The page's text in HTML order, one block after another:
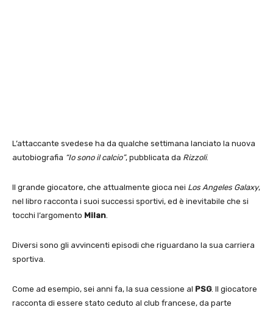
L’attaccante svedese ha da qualche settimana lanciato la nuova
autobiografia “Io sono il calcio”, pubblicata da Rizzoli.
Il grande giocatore, che attualmente gioca nei Los Angeles Galaxy,
nel libro racconta i suoi successi sportivi, ed è inevitabile che si
tocchi l’argomento Milan.
Diversi sono gli avvincenti episodi che riguardano la sua carriera
sportiva.
Come ad esempio, sei anni fa, la sua cessione al PSG. Il giocatore
racconta di essere stato ceduto al club francese, da parte